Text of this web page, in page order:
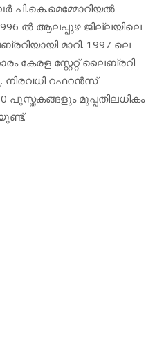
പി.കെ.മെമ്മോറിയല്‍
ല്‍ ആലപ്പുഴ ജില്ലയിലെ
മാറി. 1997 ലെ
കേരള സ്റ്റേറ്റ് ലൈബ്രറി
നിരവധി റഫറന്‍സ്
പുസ്തകങ്ങളും മുപ്പതിലധികം